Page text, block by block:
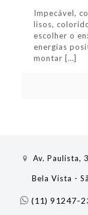
Impecável,
lisos,
escolher o
energias
montar […]
Av. Paulista,
Bela Vista -
(11) 91247-